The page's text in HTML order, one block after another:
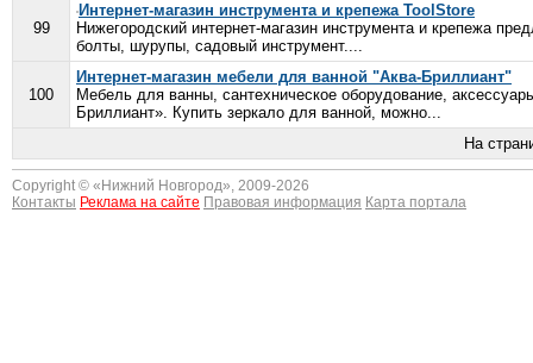
99
Интернет-магазин инструмента и крепежа ToolStore
Нижегородский интернет-магазин инструмента и крепежа
болты, шурупы, садовый инструмент....
100
Интернет-магазин мебели для ванной "Аква-Бриллиант"
Мебель для ванны, сантехническое оборудование,
Бриллиант». Купить зеркало для ванной, можно...
На
Copyright © « Нижний Новгород», 2009-2026
Контакты Реклама на сайте Правовая информация Карта портала